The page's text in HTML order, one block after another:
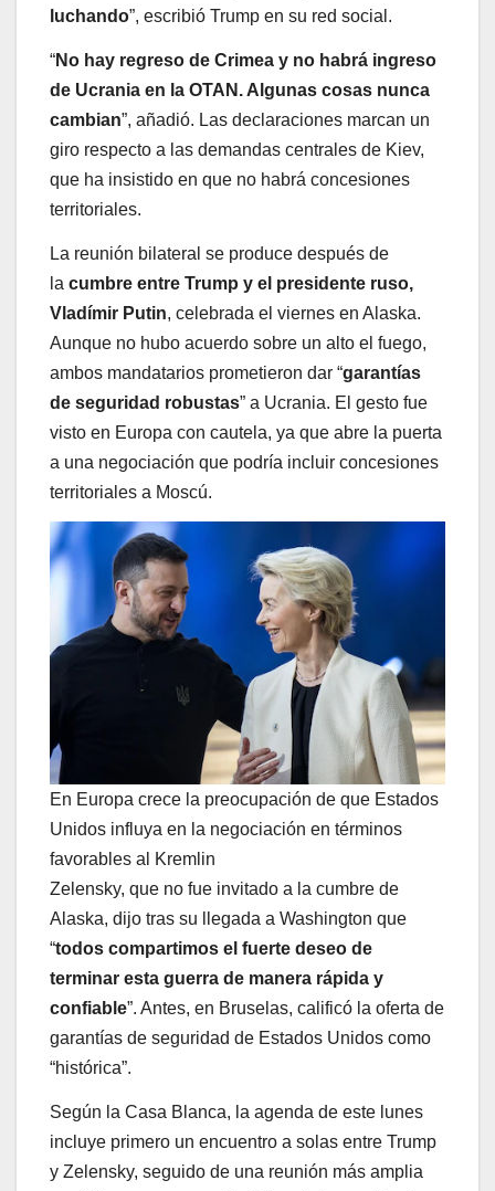
luchando”, escribió Trump en su red social.
“No hay regreso de Crimea y no habrá ingreso
de Ucrania en la OTAN. Algunas cosas nunca
cambian”, añadió. Las declaraciones marcan un
giro respecto a las demandas centrales de Kiev,
que ha insistido en que no habrá concesiones
territoriales.
La reunión bilateral se produce después de
la cumbre entre Trump y el presidente ruso,
Vladímir Putin, celebrada el viernes en Alaska.
Aunque no hubo acuerdo sobre un alto el fuego,
ambos mandatarios prometieron dar “garantías
de seguridad robustas” a Ucrania. El gesto fue
visto en Europa con cautela, ya que abre la puerta
a una negociación que podría incluir concesiones
territoriales a Moscú.
En Europa crece la preocupación de que Estados
Unidos influya en la negociación en términos
favorables al Kremlin
Zelensky, que no fue invitado a la cumbre de
Alaska, dijo tras su llegada a Washington que
“todos compartimos el fuerte deseo de
terminar esta guerra de manera rápida y
confiable”. Antes, en Bruselas, calificó la oferta de
garantías de seguridad de Estados Unidos como
“histórica”.
Según la Casa Blanca, la agenda de este lunes
incluye primero un encuentro a solas entre Trump
y Zelensky, seguido de una reunión más amplia